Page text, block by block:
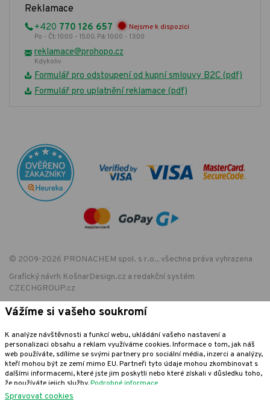
Reklamace
+420 770 126 657 Nejsme k dispozici
Po - Čt: 10:00 - 15:00, Pá: 10:00 - 13:00
reklamace@prohopo.cz
Kdykoliv
Formulář pro odstoupení od kupní smlouvy B2C (pdf)
Formulář pro uplatnění reklamace (pdf)
© 2009-2026 PRONACHEM spol. s r.o., všechna práva vyhrazena
Grafický návrh KošnarDesign.cz a redakční systém
CZECHGROUP.cz
EET - označení provozovny:
Podle zákona o evidenci tržeb je prodávající povinen vystavit kupujícímu
účtenku. Zároveň je povinen zaevidovat přijatou tržbu u správce daně
online; v případě technického výpadku pak nejpozději do 48 hodin.
Vážíme si vašeho soukromí
K analýze návštěvnosti a funkcí webu, ukládání vašeho nastavení a
personalizaci obsahu a reklam využíváme cookies. Informace o tom, jak náš
web používáte, sdílíme se svými partnery pro sociální média, inzerci a analýzy,
kteří mohou být ze zemí mimo EU. Partneři tyto údaje mohou zkombinovat s
dalšími informacemi, které jste jim poskytli nebo které získali v důsledku toho,
že používáte jejich služby.Podrobné informace
Spravovat cookies